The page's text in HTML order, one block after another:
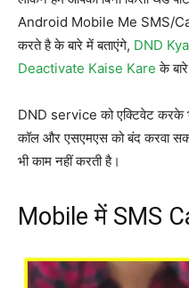
Android Mobile Me SMS/
करते है के बारे में बताएंगे, DND
Deactivate Kaise Kare के
DND service को एक्टिवेट करके
कॉल और एसएमएस को बंद करवा
भी काम नहीं करती है।
Mobile में SMS